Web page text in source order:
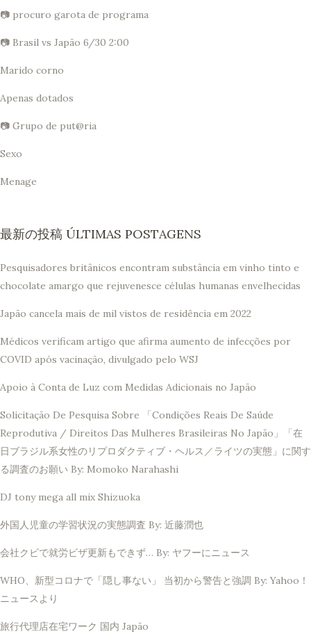
📷 procuro garota de programa
📷 Brasil vs Japão 6/30 2:00
Marido corno
Apenas dotados
📷 Grupo de put@ria
Sexo
Menage
最新の投稿 ÚLTIMAS POSTAGENS
Pesquisadores britânicos encontram substância em vinho tinto e
chocolate amargo que rejuvenesce células humanas envelhecidas
Japão cancela mais de mil vistos de residência em 2022
Médicos verificam artigo que afirma aumento de infecções por
COVID após vacinação, divulgado pelo WSJ
Apoio à Conta de Luz com Medidas Adicionais no Japão
Solicitação De Pesquisa Sobre 「Condições Reais De Saúde
Reprodutiva / Direitos Das Mulheres Brasileiras No Japão」「在
日ブラジル系女性のリプロダクティブ・ヘルス／ライツの実態」に関す
る調査のお願い By: Momoko Narahashi
DJ tony mega all mix Shizuoka
外国人児童の学習状況の実態調査 By: 近藤潤也
会社クビで就労ビザ更新もできず… By: ヤフーにニュース
WHO、新型コロナで「隠し事ない」 当初から警告と強調 By: Yahoo！
ニュースより
旅行代理店在宅ワーク 国内 Japão